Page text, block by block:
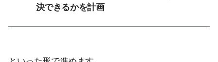
決できるかを計画